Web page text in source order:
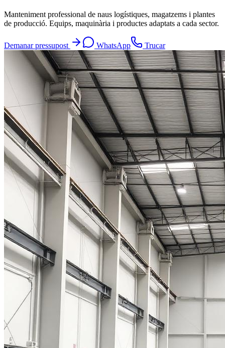
Manteniment professional de naus logístiques, magatzems i plantes
de producció. Equips, maquinària i productes adaptats a cada sector.
Demanar pressupost WhatsApp Trucar